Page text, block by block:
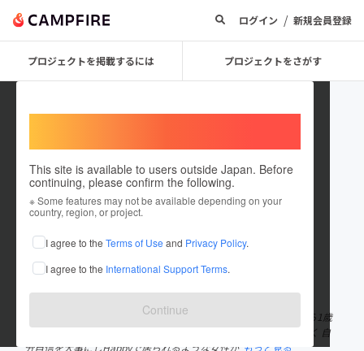
ログイン / 新規会員登録
プロジェクトを掲載するには プロジェクトをさがす
This site is available to users outside Japan. Before
continuing, please confirm the following.
※ Some features may not be available depending on your
country, region, or project.
I agree to the Terms of Use and Privacy Policy.
I agree to the International Support Terms.
Continue
Miyu111
これまでに2件のプロジェクトを投稿しています
在住国：日本 現在地：兵庫県
出身国：日本 出身地：兵庫県
ヨガインストラクター・子連れ旅講師・フリーライターをしながら1歳
の娘を育てています。 お母さんだから。子供がいるから。ではなく 自
分自信を大事にしHappyで居られるような女性が もっと見る